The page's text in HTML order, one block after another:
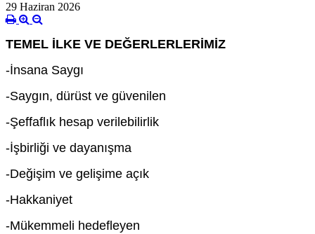
29 Haziran 2026
TEMEL İLKE VE DEĞERLERLERİMİZ
-İnsana Saygı
-Saygın, dürüst ve güvenilen
-Şeffaflık hesap verilebilirlik
-İşbirliği ve dayanışma
-Değişim ve gelişime açık
-Hakkaniyet
-Mükemmeli hedefleyen